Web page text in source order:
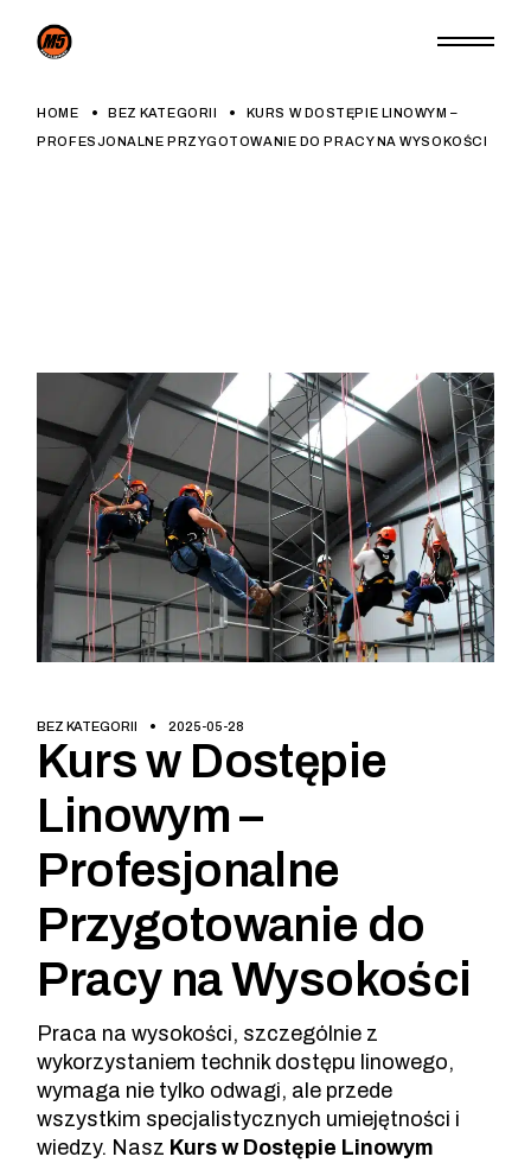
HOME BEZ KATEGORII
KURS W DOSTĘPIE LINOWYM –
PROFESJONALNE PRZYGOTOWANIE DO PRACY NA WYSOKOŚCI
BEZ KATEGORII 2025-05-28
Kurs w Dostępie
Linowym –
Profesjonalne
Przygotowanie do
Pracy na Wysokości
Praca na wysokości, szczególnie z
wykorzystaniem technik dostępu linowego,
wymaga nie tylko odwagi, ale przede
wszystkim specjalistycznych umiejętności i
wiedzy. Nasz Kurs w Dostępie Linowym